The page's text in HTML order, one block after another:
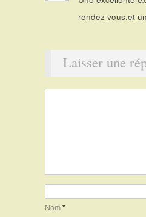
rendez vous,et
Laisser une
Nom*